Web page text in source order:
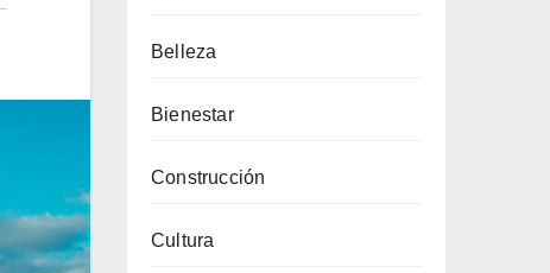
Belleza
Bienestar
Construcción
Cultura